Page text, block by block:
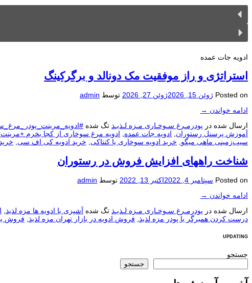
ادویه جات عمده
استراتژی و راز موفقیت مک دونالد و برگرکینگ
Posted on ژوئن 15, 2026 ژوئن 27, 2026 توسط admin
ادامه خواندن →
ارسال شده در پودرمـرغ سـوخـاری مـزه لـذیـذ تگ شده
آموزش پرسنل رستوران, ادویه جات عمده, ادویه مرغ سوخاری از کجا بخرم +مرینت
سیب‌زمینی ماهی میگو, خرید ادویه سوخاری یا کنتاکی, خرید ادویه کی اف سی,
شناخت راههای افزایش فروش در رستوران
Posted on سپتامبر 4, 2022 اکتبر 13, 2022 توسط admin
ادامه خواندن →
ارسال شده در پودرمـرغ سـوخـاری مـزه لـذیـذ تگ شده آشپزی با ادویه ها مزه لذیذ
درست کردن همبرگر با پودر مزه لذیذ
فروش ادویه در بازار تهران مزه لذیذ فروش
UPDATING
جستجو
جستجو